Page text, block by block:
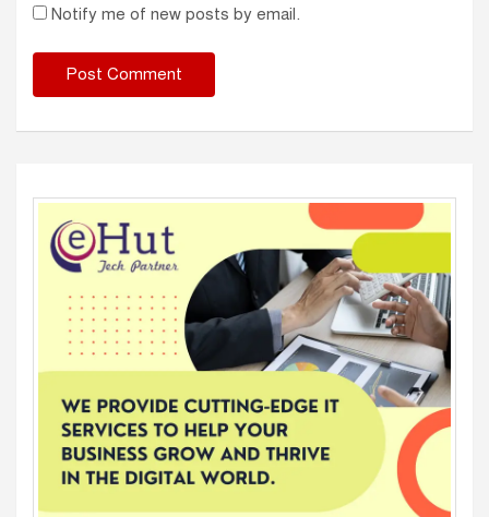
Notify me of new posts by email.